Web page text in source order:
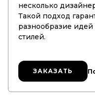
несколько
Такой подход
разнообразие идей
стилей.
ЗАКАЗАТЬ
ЗАКАЗАТЬ